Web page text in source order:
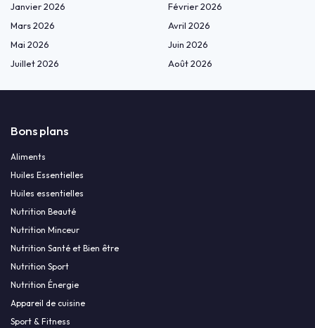
Janvier 2026
Février 2026
Mars 2026
Avril 2026
Mai 2026
Juin 2026
Juillet 2026
Août 2026
Bons plans
Aliments
Huiles Essentielles
Huiles essentielles
Nutrition Beauté
Nutrition Minceur
Nutrition Santé et Bien être
Nutrition Sport
Nutrition Énergie
Appareil de cuisine
Sport & Fitness